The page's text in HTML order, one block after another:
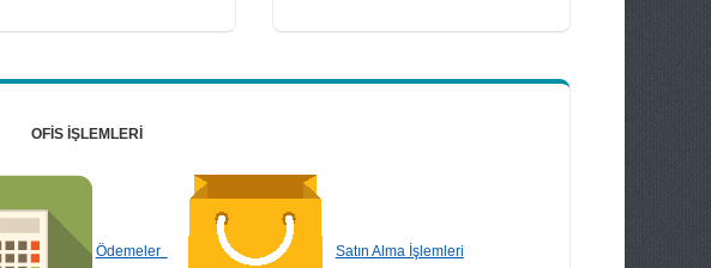
OFİS İŞLEMLERİ
Ödemeler Satın Alma İşlemleri